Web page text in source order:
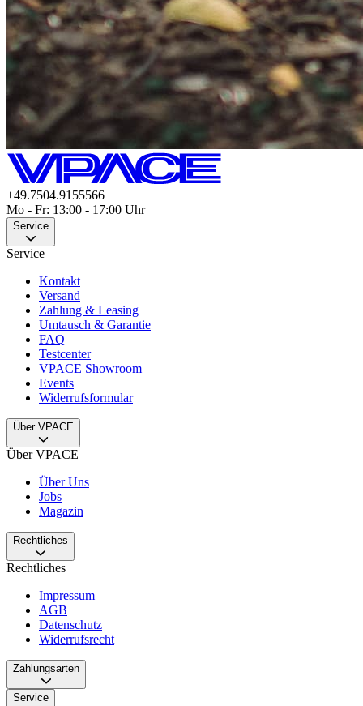
+49.7504.9155566
Mo - Fr: 13:00 - 17:00 Uhr
Service
Service
Kontakt
Versand
Zahlung & Leasing
Umtausch & Garantie
FAQ
Testcenter
VPACE Showroom
Events
Widerrufsformular
Über VPACE
Über VPACE
Über Uns
Jobs
Magazin
Rechtliches
Rechtliches
Impressum
AGB
Datenschutz
Widerrufsrecht
Zahlungsarten
Service